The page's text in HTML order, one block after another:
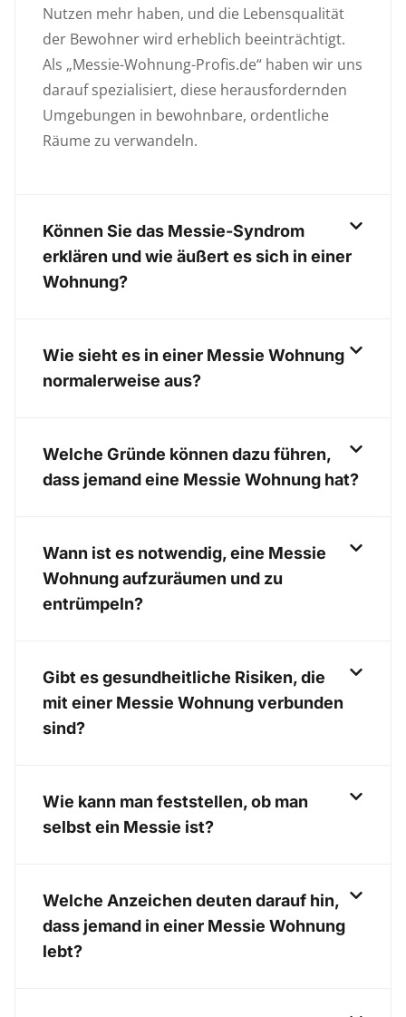
Nutzen mehr haben, und die Lebensqualität
der Bewohner wird erheblich beeinträchtigt.
Als „Messie-Wohnung-Profis.de“ haben wir uns
darauf spezialisiert, diese herausfordernden
Umgebungen in bewohnbare, ordentliche
Räume zu verwandeln.
Können Sie das Messie-Syndrom
erklären und wie äußert es sich in einer
Wohnung?
Wie sieht es in einer Messie Wohnung
normalerweise aus?
Welche Gründe können dazu führen,
dass jemand eine Messie Wohnung hat?
Wann ist es notwendig, eine Messie
Wohnung aufzuräumen und zu
entrümpeln?
Gibt es gesundheitliche Risiken, die
mit einer Messie Wohnung verbunden
sind?
Wie kann man feststellen, ob man
selbst ein Messie ist?
Welche Anzeichen deuten darauf hin,
dass jemand in einer Messie Wohnung
lebt?